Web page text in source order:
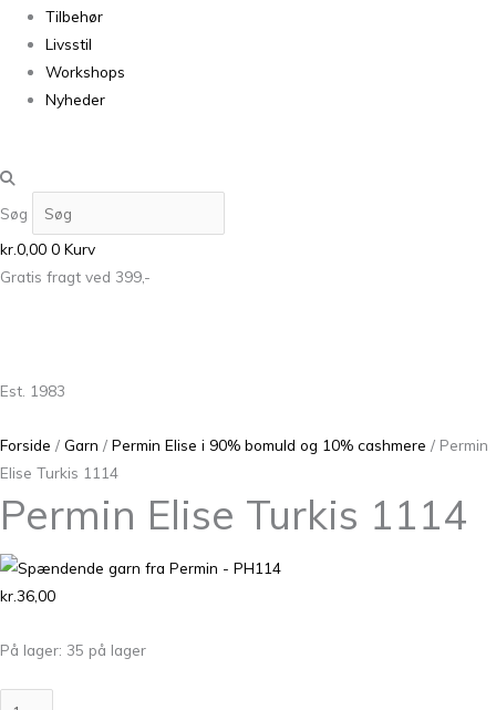
Tilbehør
Livsstil
Workshops
Nyheder
Søg
kr.0,00 0 Kurv
Gratis fragt ved 399,-
Est. 1983
Forside / Garn / Permin Elise i 90% bomuld og 10% cashmere / Permin
Elise Turkis 1114
Permin Elise Turkis 1114
kr.36,00
På lager: 35 på lager